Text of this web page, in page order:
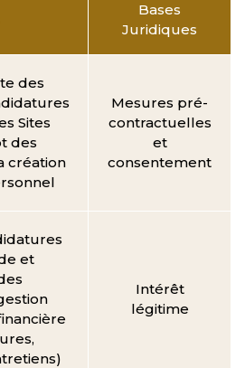
Bases
Juridiques
des
Sites
des
création
Mesures pré-
contractuelles
et
consentement
et
Intérêt
légitime